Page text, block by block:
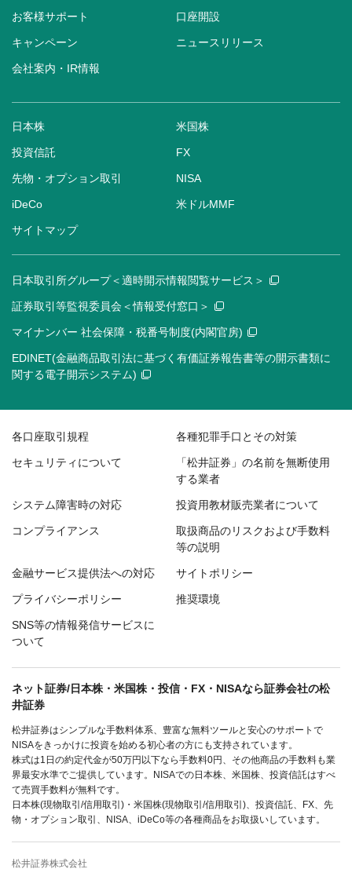
お客様サポート 口座開設
キャンペーン ニュースリリース
会社案内・IR情報
日本株 米国株
投資信託 FX
先物・オプション取引 NISA
iDeCo 米ドルMMF
サイトマップ
日本取引所グループ＜適時開示情報閲覧サービス＞
証券取引等監視委員会＜情報受付窓口＞
マイナンバー 社会保障・税番号制度(内閣官房)
EDINET(金融商品取引法に基づく有価証券報告書等の開示書類に
関する電子開示システム)
各口座取引規程 各種犯罪手口とその対策
セキュリティについて
「松井証券」の名前を無断使用
する業者
システム障害時の対応 投資用教材販売業者について
コンプライアンス
取扱商品のリスクおよび手数料
等の説明
金融サービス提供法への対応 サイトポリシー
プライバシーポリシー 推奨環境
SNS等の情報発信サービスに
ついて
ネット証券/日本株・米国株・投信・FX・NISAなら証券会社の松
井証券
松井証券はシンプルな手数料体系、豊富な無料ツールと安心のサポートで
NISAをきっかけに投資を始める初心者の方にも支持されています。
株式は1日の約定代金が50万円以下なら手数料0円、その他商品の手数料も業
界最安水準でご提供しています。NISAでの日本株、米国株、投資信託はすべ
て売買手数料が無料です。
日本株(現物取引/信用取引)・米国株(現物取引/信用取引)、投資信託、FX、先
物・オプション取引、NISA、iDeCo等の各種商品をお取扱いしています。
松井証券株式会社